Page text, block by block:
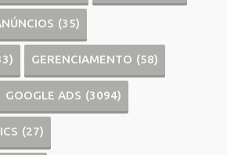
(35)
GERENCIAMENTO (58)
GOOGLE ADS (3094)
(27)